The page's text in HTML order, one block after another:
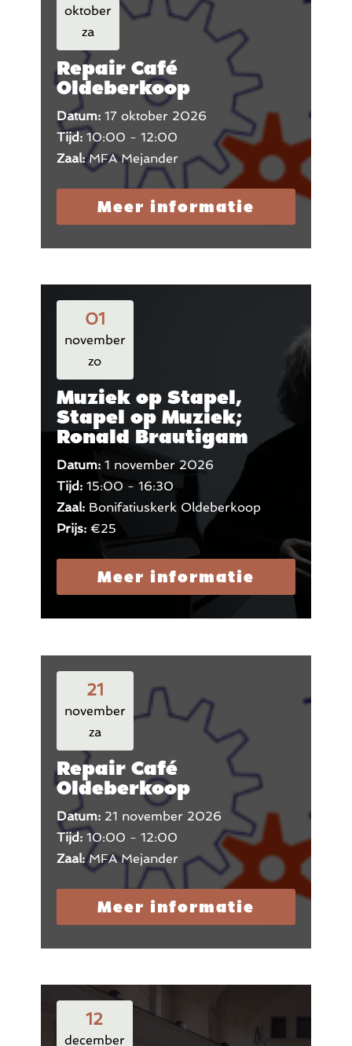
oktober
za
Repair Café
Oldeberkoop
Datum: 17 oktober 2026
Tijd: 10:00 - 12:00
Zaal:MFA Mejander
Meer informatie
01
november
zo
Muziek op Stapel,
Stapel op Muziek;
Ronald Brautigam
Datum: 1 november 2026
Tijd: 15:00 - 16:30
Zaal: Bonifatiuskerk Oldeberkoop
Prijs: €25
Meer informatie
21
november
za
Repair Café
Oldeberkoop
Datum: 21 november 2026
Tijd: 10:00 - 12:00
Zaal:MFA Mejander
Meer informatie
12
december